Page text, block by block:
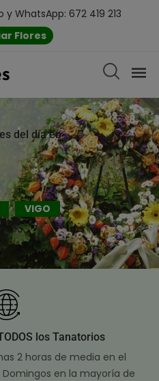
WhatsApp: 672 419 213
Flores
del día en
VIGO
los Tanatorios
2 horas de media en el
Domingos en la mayoría de